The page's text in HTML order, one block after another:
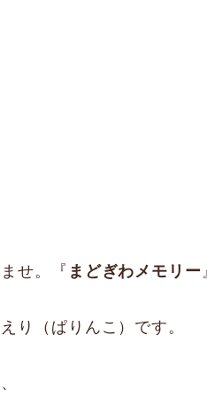
せ。『 まどぎわメモリー
り（ぱりんこ）です。